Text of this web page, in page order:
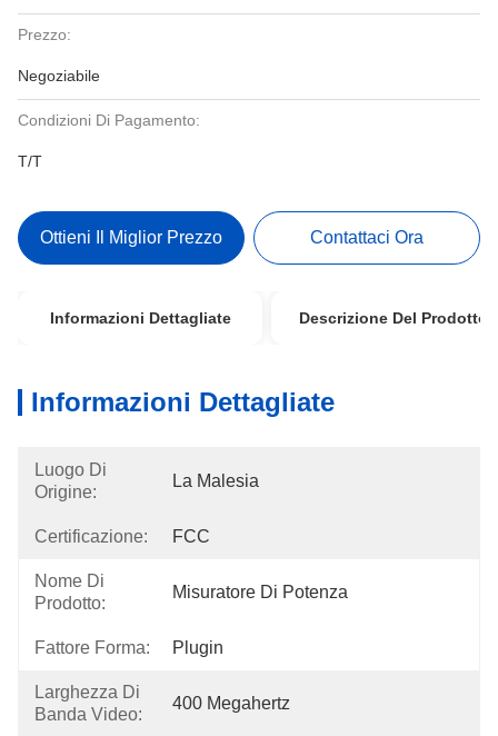
Prezzo:
Negoziabile
Condizioni Di Pagamento:
T/T
Ottieni Il Miglior Prezzo Contattaci Ora
Informazioni Dettagliate Descrizione Del Prodotto
Informazioni Dettagliate
Luogo Di
Origine:
La Malesia
Certificazione: FCC
Nome Di
Prodotto:
Misuratore Di Potenza
Fattore Forma: Plugin
Larghezza Di
Banda Video:
400 Megahertz